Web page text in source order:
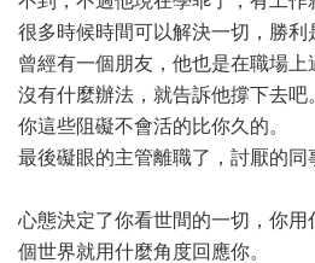
很多時候時間可以解決一切，勝利
曾經有一個朋友，他也是在職場上
沒有什麼辦法，就告訴他撐下去吧
你這些阻礙不會活的比你久的。
最後礙眼的主管離職了，討厭的同
心態決定了你看世間的一切，你
個世界就用什麼角度回應你。